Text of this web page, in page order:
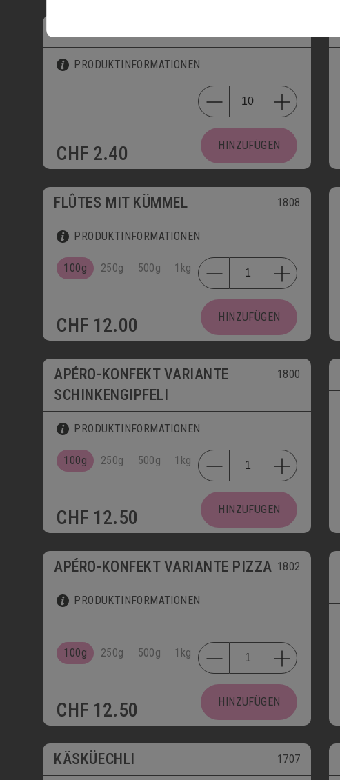
PRODUKTINFORMATIONEN
CHF 2.40 HINZUFÜGEN
FLÛTES MIT KÜMMEL 1808
PRODUKTINFORMATIONEN
100g 250g 500g 1kg
CHF 12.00 HINZUFÜGEN
APÉRO-KONFEKT VARIANTE
SCHINKENGIPFELI
1800
PRODUKTINFORMATIONEN
100g 250g 500g 1kg
CHF 12.50 HINZUFÜGEN
APÉRO-KONFEKT VARIANTE PIZZA 1802
PRODUKTINFORMATIONEN
100g 250g 500g 1kg
CHF 12.50 HINZUFÜGEN
KÄSKÜECHLI 1707